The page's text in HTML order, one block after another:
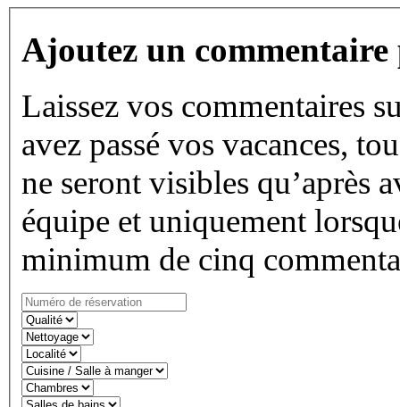
Ajoutez un commentaire
Laissez vos commentaires
avez passé vos vacances,
ne seront visibles qu’après
équipe et uniquement
minimum de cinq